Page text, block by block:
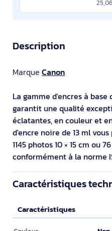
Description
Marque Canon
La gamme d'encres à
garantit une qualité
éclatantes, en couleur et
d'encre noire de 13 ml
1145 photos 10 × 15 cm ou
conformément à la norme
Caractéristiques
Caractéristiques
Caractéristiques